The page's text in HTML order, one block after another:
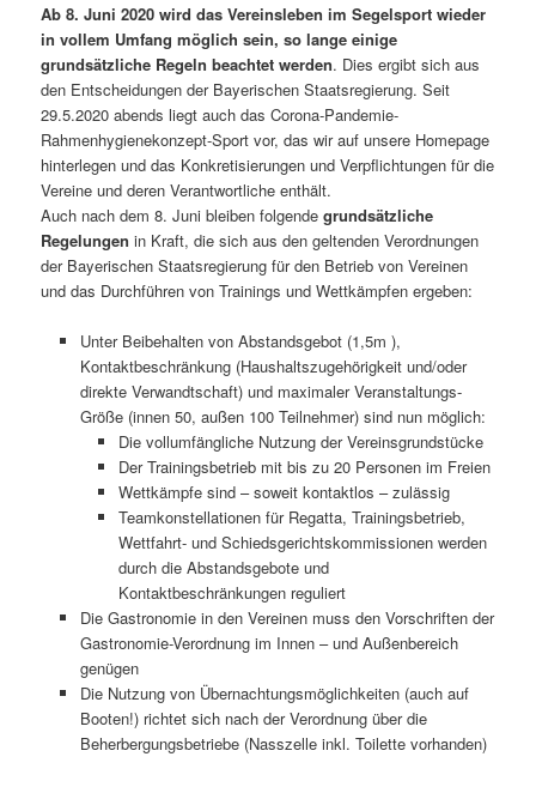
Ab 8. Juni 2020 wird das Vereinsleben im Segelsport wieder
in vollem Umfang möglich sein, so lange einige
grundsätzliche Regeln beachtet werden. Dies ergibt sich aus
den Entscheidungen der Bayerischen Staatsregierung. Seit
29.5.2020 abends liegt auch das Corona-Pandemie-
Rahmenhygienekonzept-Sport vor, das wir auf unsere Homepage
hinterlegen und das Konkretisierungen und Verpflichtungen für die
Vereine und deren Verantwortliche enthält.
Auch nach dem 8. Juni bleiben folgendegrundsätzliche
Regelungen in Kraft, die sich aus den geltenden Verordnungen
der Bayerischen Staatsregierung für den Betrieb von Vereinen
und das Durchführen von Trainings und Wettkämpfen ergeben:
Unter Beibehalten von Abstandsgebot (1,5m ),
Kontaktbeschränkung (Haushaltszugehörigkeit und/oder
direkte Verwandtschaft) und maximaler Veranstaltungs-
Größe (innen 50, außen 100 Teilnehmer) sind nun möglich:
Die vollumfängliche Nutzung der Vereinsgrundstücke
Der Trainingsbetrieb mit bis zu 20 Personen im Freien
Wettkämpfe sind – soweit kontaktlos – zulässig
Teamkonstellationen für Regatta, Trainingsbetrieb,
Wettfahrt- und Schiedsgerichtskommissionen werden
durch die Abstandsgebote und
Kontaktbeschränkungen reguliert
Die Gastronomie in den Vereinen muss den Vorschriften der
Gastronomie-Verordnung im Innen – und Außenbereich
genügen
Die Nutzung von Übernachtungsmöglichkeiten (auch auf
Booten!) richtet sich nach der Verordnung über die
Beherbergungsbetriebe (Nasszelle inkl. Toilette vorhanden)